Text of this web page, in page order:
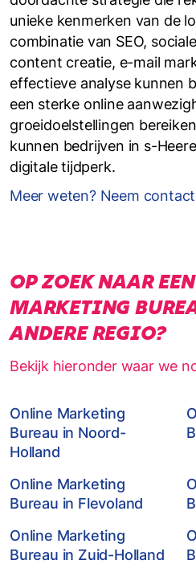
unieke kenmerken van de
combinatie van SEO,
content creatie, e-mail
effectieve analyse kunnen
een sterke online
groeidoelstellingen
kunnen bedrijven in s-
digitale tijdperk.
Meer weten? Neem
OP ZOEK NAAR
MARKETING
ANDERE REGIO?
Bekijk hieronder waar we
Online Marketing
Bureau in Noord-
Holland
Online Marketing
Bureau in Flevoland
Online Marketing
Bureau in Zuid-Holland